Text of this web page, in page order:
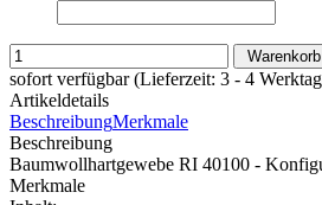
Warenkorb
sofort verfügbar (Lieferzeit: 3 - 4
Artikeldetails
BeschreibungMerkmale
Beschreibung
Baumwollhartgewebe RI 40100 -
Merkmale